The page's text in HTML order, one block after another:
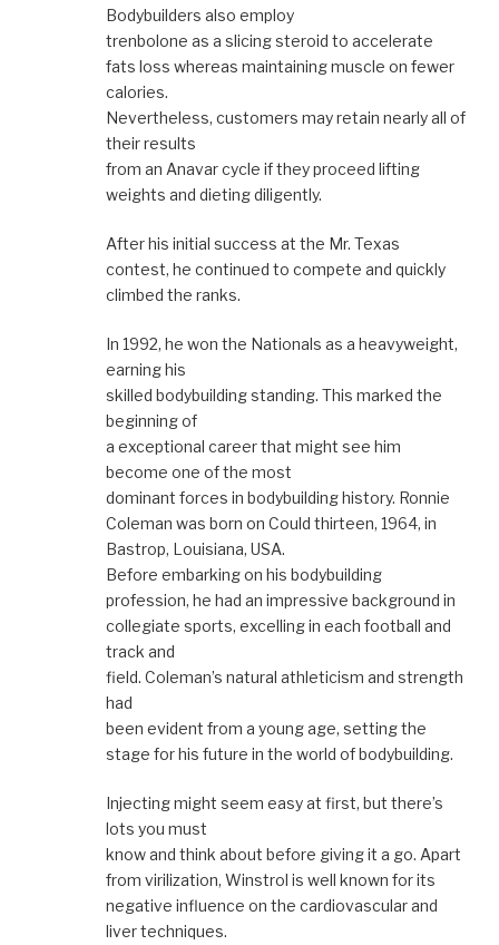
Bodybuilders also employ
trenbolone as a slicing steroid to accelerate
fats loss whereas maintaining muscle on fewer
calories.
Nevertheless, customers may retain nearly all of
their results
from an Anavar cycle if they proceed lifting
weights and dieting diligently.
After his initial success at the Mr. Texas
contest, he continued to compete and quickly
climbed the ranks.
In 1992, he won the Nationals as a heavyweight,
earning his
skilled bodybuilding standing. This marked the
beginning of
a exceptional career that might see him
become one of the most
dominant forces in bodybuilding history. Ronnie
Coleman was born on Could thirteen, 1964, in
Bastrop, Louisiana, USA.
Before embarking on his bodybuilding
profession, he had an impressive background in
collegiate sports, excelling in each football and
track and
field. Coleman’s natural athleticism and strength
had
been evident from a young age, setting the
stage for his future in the world of bodybuilding.
Injecting might seem easy at first, but there’s
lots you must
know and think about before giving it a go. Apart
from virilization, Winstrol is well known for its
negative influence on the cardiovascular and
liver techniques.